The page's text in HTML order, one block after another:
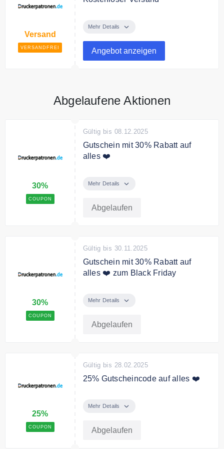
Versand
VERSANDFREI
kostenfrei innerhalb Deutschlands.
Mehr Details
Angebot anzeigen
Abgelaufene Aktionen
30%
COUPON
Gültig bis 08.12.2025
Gutschein mit 30% Rabatt auf
alles ❤️
gesamte Sortiment
Mehr Details
Abgelaufen
30%
COUPON
Gültig bis 30.11.2025
Gutschein mit 30% Rabatt auf
alles ❤️ zum Black Friday
gesamte Sortiment
Mehr Details
Abgelaufen
25%
COUPON
Gültig bis 28.02.2025
25% Gutscheincode auf alles ❤️
Kasse und sichern Sie sich ganze
Kein Mindestbestellwert
Mehr Details
Abgelaufen